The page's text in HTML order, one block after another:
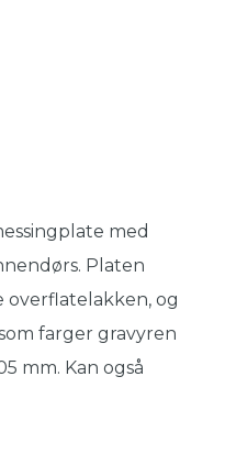
med
Platen
overflatelakken, og
farger gravyren
mm. Kan også